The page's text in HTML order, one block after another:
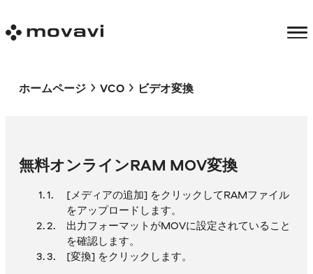
ホームページ VCO ビデオ変換
無料オンラインRAM MOV変換
[メディアの追加] をクリックしてRAMファイル
をアップロードします。
出力フォーマットがMOVに設定されていること
を確認します。
[変換] をクリックします。